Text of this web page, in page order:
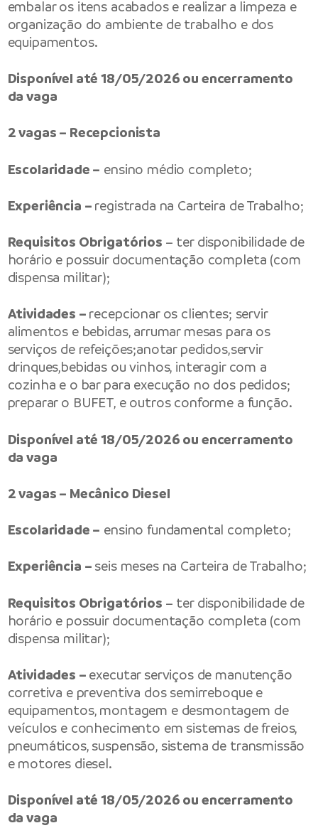
embalar os itens acabados e realizar a limpeza e
organização do ambiente de trabalho e dos
equipamentos.
Disponível até 18/05/2026 ou encerramento
da vaga
2 vagas – Recepcionista
Escolaridade – ensino médio completo;
Experiência – registrada na Carteira de Trabalho;
Requisitos Obrigatórios – ter disponibilidade de
horário e possuir documentação completa (com
dispensa militar);
Atividades – recepcionar os clientes; servir
alimentos e bebidas, arrumar mesas para os
serviços de refeições;anotar pedidos,servir
drinques,bebidas ou vinhos, interagir com a
cozinha e o bar para execução no dos pedidos;
preparar o BUFET, e outros conforme a função.
Disponível até 18/05/2026 ou encerramento
da vaga
2 vagas – Mecânico Diesel
Escolaridade – ensino fundamental completo;
Experiência – seis meses na Carteira de Trabalho;
Requisitos Obrigatórios – ter disponibilidade de
horário e possuir documentação completa (com
dispensa militar);
Atividades – executar serviços de manutenção
corretiva e preventiva dos semirreboque e
equipamentos, montagem e desmontagem de
veículos e conhecimento em sistemas de freios,
pneumáticos, suspensão, sistema de transmissão
e motores diesel.
Disponível até 18/05/2026 ou encerramento
da vaga